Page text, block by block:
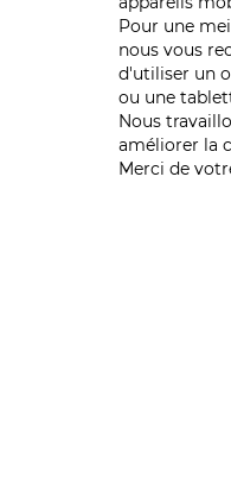
Pour une
nous vous
d'utiliser un
ou une
Nous
améliorer la
Merci de